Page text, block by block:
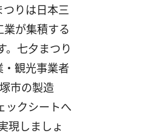
りは日本三
が集積する
。七夕まつり
観光事業者
市の製造
ックシートへ
現しましょ